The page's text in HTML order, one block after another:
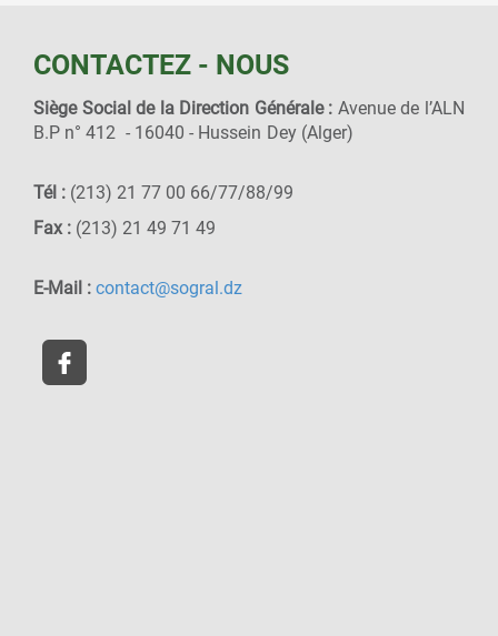
CONTACTEZ - NOUS
Siège Social de la Direction Générale : Avenue de l’ALN
B.P n° 412 - 16040 - Hussein Dey (Alger)
Tél : (213) 21 77 00 66/77/88/99
Fax : (213) 21 49 71 49
E-Mail : contact@sogral.dz